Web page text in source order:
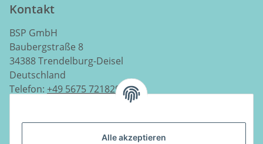
Alle akzeptieren
Kontakt
BSP GmbH
Baubergstraße 8
34388 Trendelburg-Deisel
Deutschland
Telefon: +49 5675 7218290